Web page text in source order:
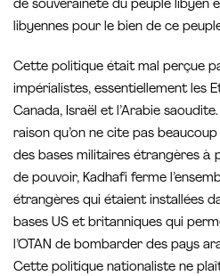
de souveraineté du peuple libyen
libyennes pour le bien de ce
Cette politique était mal perçue
impérialistes, essentiellement les
Canada, Israël et l’Arabie
raison qu’on ne cite pas
des bases militaires étrangères à
de pouvoir, Kadhafi ferme
étrangères qui étaient installées
bases US et britanniques qui
l’OTAN de bombarder des pays
Cette politique nationaliste ne plaît